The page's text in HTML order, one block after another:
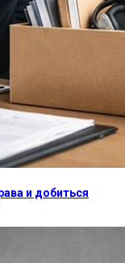
и добиться